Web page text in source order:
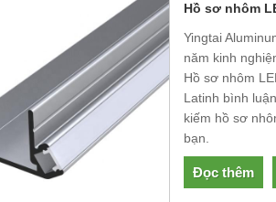
Hồ sơ nhôm
Yingtai
năm kinh
Hồ sơ nhôm
Latinh bình
kiếm hồ sơ
bạn.
Đọc thêm